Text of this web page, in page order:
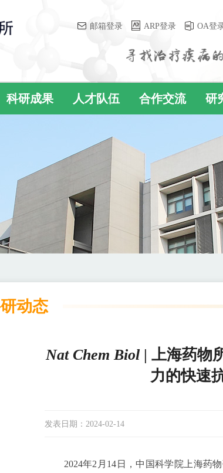
邮箱登录 ARP登录 OA登
科研成果 人才队伍 合作交流 研
动态
Nat Chem Biol | 上海药物
力的快速
发表日期： 2024-02-14
2024年2月14日，中国科学院上海药